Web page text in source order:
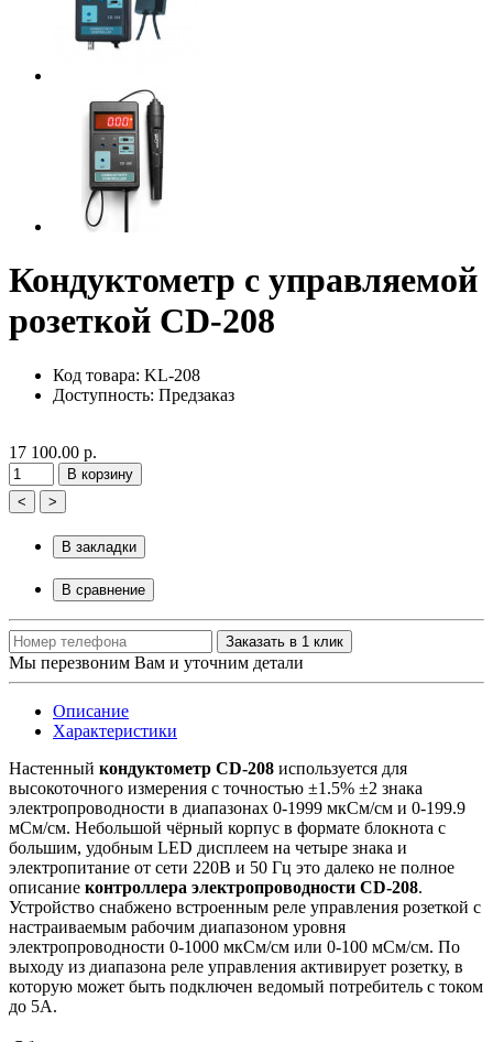
Кондуктометр с управляемой
розеткой CD-208
Код товара: KL-208
Доступность: Предзаказ
17 100.00 р.
В корзину
<
>
В закладки
В сравнение
Заказать в 1 клик
Мы перезвоним Вам и уточним детали
Описание
Характеристики
Настенный кондуктометр CD-208 используется для
высокоточного измерения с точностью ±1.5% ±2 знака
электропроводности в диапазонах 0-1999 мкСм/см и 0-199.9
мСм/см. Небольшой чёрный корпус в формате блокнота с
большим, удобным LED дисплеем на четыре знака и
электропитание от сети 220В и 50 Гц это далеко не полное
описание контроллера электропроводности CD-208.
Устройство снабжено встроенным реле управления розеткой с
настраиваемым рабочим диапазоном уровня
электропроводности 0-1000 мкСм/см или 0-100 мСм/см. По
выходу из диапазона реле управления активирует розетку, в
которую может быть подключен ведомый потребитель с током
до 5А.